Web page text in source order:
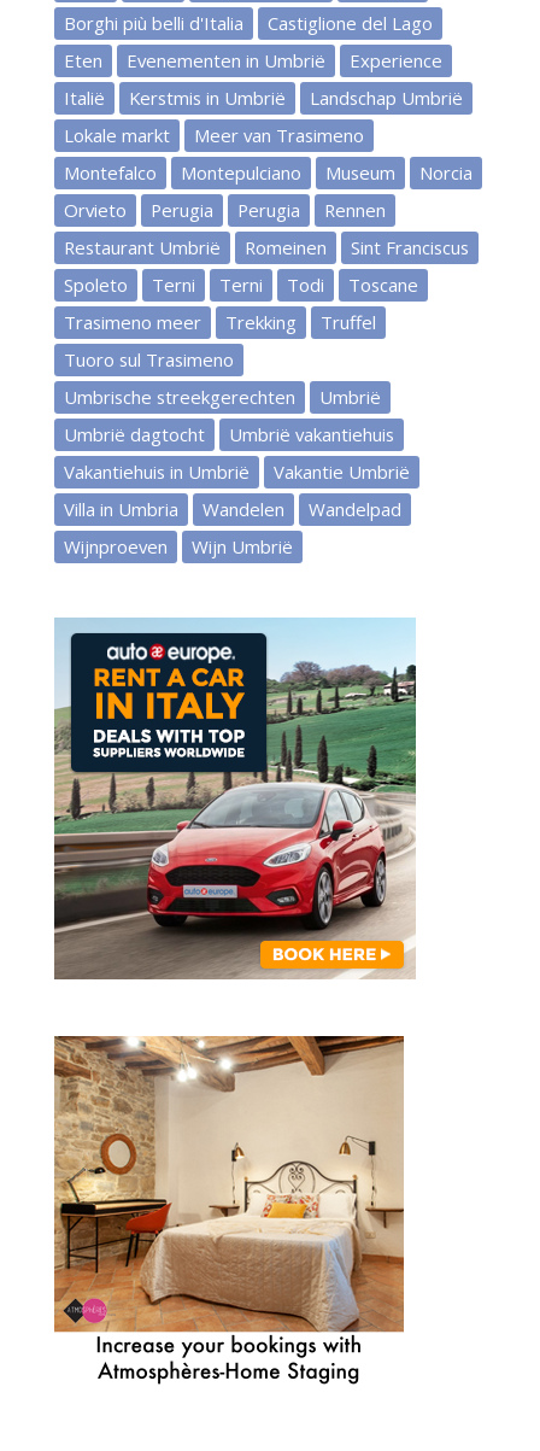
Borghi più belli d'Italia
Castiglione del Lago
Eten
Evenementen in Umbrië
Experience
Italië
Kerstmis in Umbrië
Landschap Umbrië
Lokale markt
Meer van Trasimeno
Montefalco
Montepulciano Museum
Norcia
Orvieto
Perugia Perugia
Rennen
Restaurant Umbrië
Romeinen
Sint Franciscus
Spoleto
Terni Terni Todi
Toscane
Trasimeno meer
Trekking
Truffel
Tuoro sul Trasimeno
Umbrische streekgerechten
Umbrië
Umbrië dagtocht
Umbrië vakantiehuis
Vakantiehuis in Umbrië
Vakantie Umbrië
Villa in Umbria
Wandelen
Wandelpad
Wijnproeven
Wijn Umbrië